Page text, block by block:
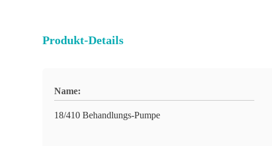
Produkt-Details
Name:
18/410 Behandlungs-Pumpe